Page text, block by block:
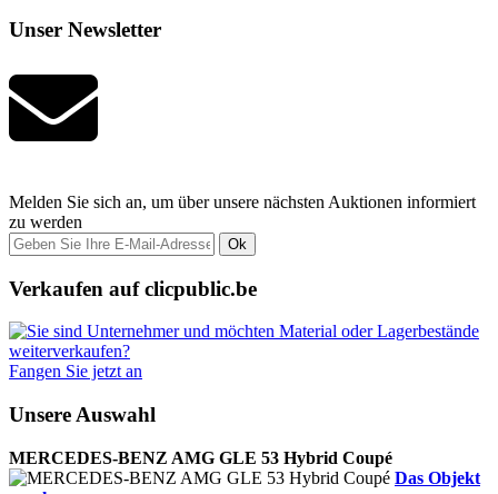
Unser Newsletter
Melden Sie sich an, um über unsere nächsten Auktionen informiert
zu werden
Ok
Verkaufen auf clicpublic.be
Fangen Sie jetzt an
Unsere Auswahl
MERCEDES-BENZ AMG GLE 53 Hybrid Coupé
Das Objekt